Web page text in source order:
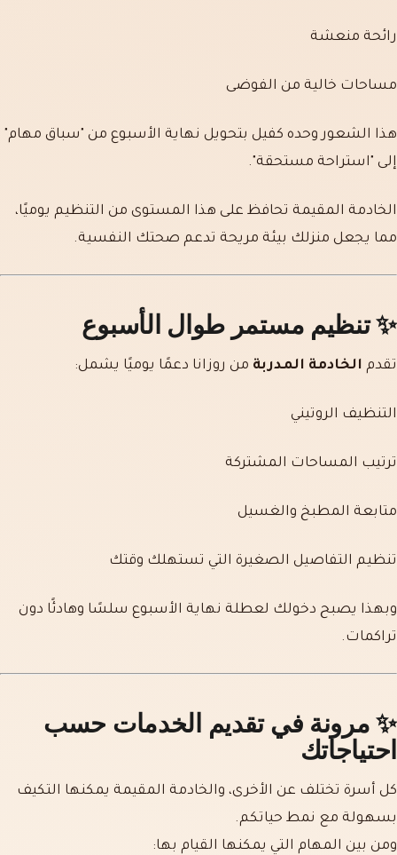
رائحة منعشة
مساحات خالية من الفوضى
هذا الشعور وحده كفيل بتحويل نهاية الأسبوع من "سباق مهام"
إلى "استراحة مستحقة".
الخادمة المقيمة تحافظ على هذا المستوى من التنظيم يوميًا،
مما يجعل منزلك بيئة مريحة تدعم صحتك النفسية.
✨تنظيم مستمر طوال الأسبوع
تقدم الخادمة المدربة من روزانا دعمًا يوميًا يشمل:
التنظيف الروتيني
ترتيب المساحات المشتركة
متابعة المطبخ والغسيل
تنظيم التفاصيل الصغيرة التي تستهلك وقتك
وبهذا يصبح دخولك لعطلة نهاية الأسبوع سلسًا وهادئًا دون
تراكمات.
✨ مرونة في تقديم الخدمات حسب
احتياجاتك
كل أسرة تختلف عن الأخرى، والخادمة المقيمة يمكنها التكيف
بسهولة مع نمط حياتكم.
ومن بين المهام التي يمكنها القيام بها: